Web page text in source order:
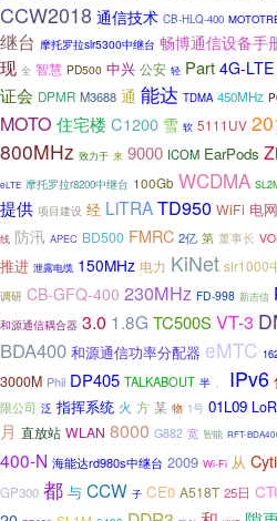
CCW2018 通信技术 CB-HLQ-400
继台 摩托罗拉slr5300中继台 畅博通信设备手
现 全 智慧 PD500 中兴 公安 轻 Part 4G-LTE
证会 DPMR M3688 通 能达 TDMA 450MHz
MOTO 住宅楼 C1200 雪 软 5111UV
800MHz 致力于 来 9000 ICOM EarPods
eLTE 摩托罗拉r8200中继台 100Gb WCDMA
提供 项目建设 经 LiTRATD950 WiFi 电网
线 防汛 APEC BD500 FMRC 2亿 第 董事长
推进 泄露电缆 150MHz 电力 KiNet slr1000
调研 CB-GFQ-400 230MHz FD-998 新吉信
和源通信耦合器 3.0 1.8G TC500S VT-3
BDA400 和源通信功率分配器 eMTC
3000M Phil DP405 TALKABOUT 半 、 IPv6
限公司 泛 指挥系统 火 方 某 物 1号 01L09
月 直放站 WLAN 8000 G882 宽 智能 RFT-
400-N 海能达rd980s中继台 2009 Wi-Fi 从
GP300 都 与 CCW 子 CE0 A518T 25日